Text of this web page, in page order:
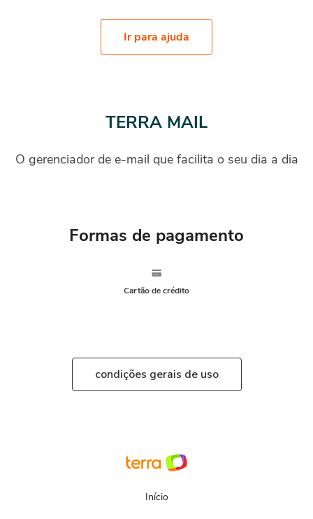
Ir para ajuda
TERRA MAIL
O gerenciador de e-mail que facilita o seu dia a dia
Formas de pagamento
Cartão de crédito
condições gerais de uso
Início